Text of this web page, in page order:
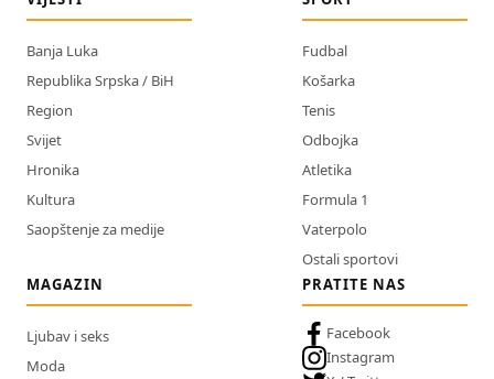
Banja Luka
Republika Srpska / BiH
Region
Svijet
Hronika
Kultura
Saopštenje za medije
Fudbal
Košarka
Tenis
Odbojka
Atletika
Formula 1
Vaterpolo
Ostali sportovi
MAGAZIN
Ljubav i seks
Moda
PRATITE NAS
Facebook
Instagram